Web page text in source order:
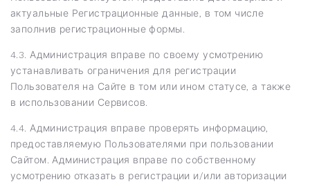
актуальные Регистрационные данные, в том числе
заполнив регистрационные формы.
4.3. Администрация вправе по своему усмотрению
устанавливать ограничения для регистрации
Пользователя на Сайте в том или ином статусе, а также
в использовании Сервисов.
4.4. Администрация вправе проверять информацию,
предоставляемую Пользователями при пользовании
Сайтом. Администрация вправе по собственному
усмотрению отказать в регистрации и/или авторизации